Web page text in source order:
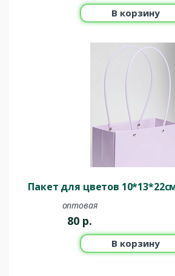
В корзину
Пакет для цветов
оптовая
80 р.
В корзину